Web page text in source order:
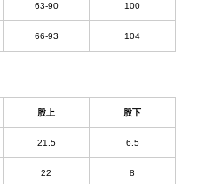
63-90 100
66-93 104
股上 股下
21.5 6.5
22 8